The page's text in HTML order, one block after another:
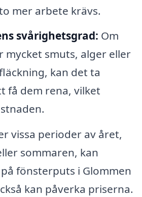
mer arbete krävs.
svårighetsgrad: Om
mycket smuts, alger eller
kan det ta
få dem rena, vilket
vissa perioder av året,
sommaren, kan
fönsterputs i Glommen
kan påverka priserna.